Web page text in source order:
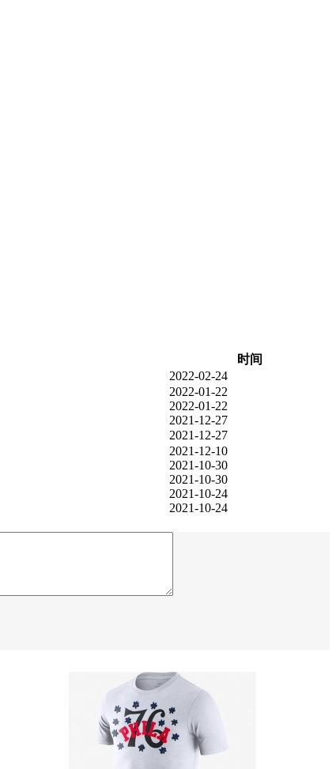
时间
2022-02-24
2022-01-22
2022-01-22
2021-12-27
2021-12-27
2021-12-10
2021-10-30
2021-10-30
2021-10-24
2021-10-24